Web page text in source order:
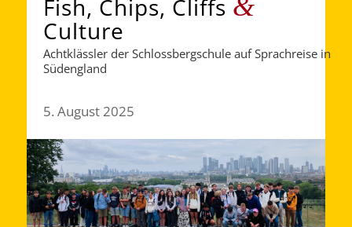
Fish, Chips, Cliffs &
Culture
Achtklässler der Schlossbergschule auf Sprachreise in
Südengland
5. August 2025